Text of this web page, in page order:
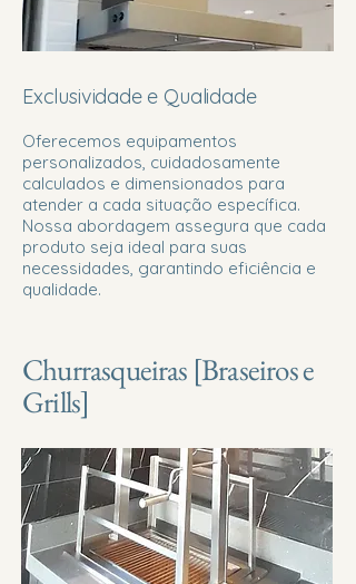
Exclusividade e Qualidade
Oferecemos equipamentos
personalizados, cuidadosamente
calculados e dimensionados para
atender a cada situação específica.
Nossa abordagem assegura que cada
produto seja ideal para suas
necessidades, garantindo eficiência e
qualidade.
Churrasqueiras [Braseiros e
Grills]